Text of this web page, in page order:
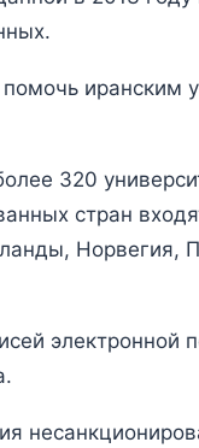
иранским
320
стран
Норвегия,
электронной